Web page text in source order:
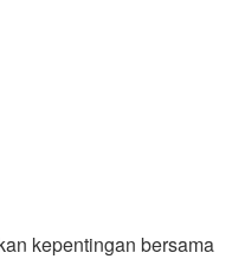
kepentingan bersama